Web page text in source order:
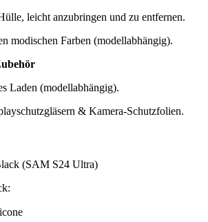
leicht anzubringen und zu entfernen.
modischen Farben (modellabhängig).
Laden (modellabhängig).
& Kamera-Schutzfolien.
(SAM S24 Ultra)